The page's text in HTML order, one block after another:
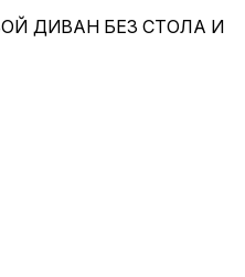
ДИВАН БЕЗ СТОЛА И
161х116х82 см.
54 см.